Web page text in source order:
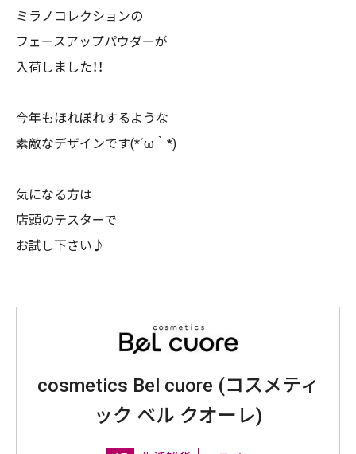
ミラノコレクションの
フェースアップパウダーが
入荷しました！！
今年もほれぼれするような
素敵なデザインです(*´ω｀*)
気になる方は
店頭のテスターで
お試し下さい♪
cosmetics Bel cuore (コスメティ
ック ベル クオーレ)